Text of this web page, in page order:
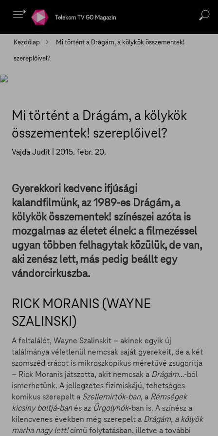
Telekom TV GO Magazin
Kezdőlap
Mi történt a Drágám, a kölykök összementek!
szereplőivel?
Mi történt a Drágám, a kölykök
összementek! szereplőivel?
Vajda Judit | 2015. febr. 20.
Gyerekkori kedvenc ifjúsági
kalandfilmünk, az 1989-es Drágám, a
kölykök összementek! színészei azóta is
mozgalmas az életet élnek: a filmezéssel
ugyan többen felhagytak közülük, de van,
aki zenész lett, más pedig beállt egy
vándorcirkuszba.
RICK MORANIS (WAYNE
SZALINSKI)
A feltalálót, Wayne Szalinskit – akinek egyik új
találmánya véletlenül nemcsak saját gyerekeit, de a két
szomszéd srácot is mikroszkopikus méretűvé zsugorítja
– Rick Moranis játszotta, akit nemcsak a Drágám…-ból
ismerhetünk. A jellegzetes fizimiskájú, tehetséges
komikus szerepelt a Szellemirtók-ban, a Rémségek
kicsiny boltjá-ban és az Űrgolyhók-ban is. A színész a
kilencvenes években még szerepelt a Drágám, a kölyök
marha nagy lett!című folytatásban, illetve a további